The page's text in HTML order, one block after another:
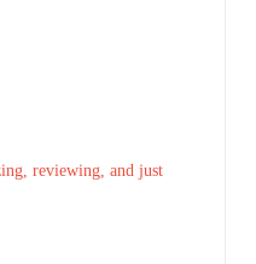
reviewing, and just